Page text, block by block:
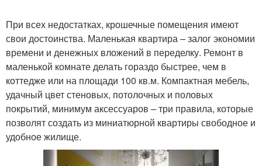
При всех недостатках, крошечные помещения имеют
свои достоинства. Маленькая квартира – залог экономии
времени и денежных вложений в переделку. Ремонт в
маленькой комнате делать гораздо быстрее, чем в
коттедже или на площади 100 кв.м. Компактная мебель,
удачный цвет стеновых, потолочных и половых
покрытий, минимум аксессуаров – три правила, которые
позволят создать из миниатюрной квартиры свободное и
удобное жилище.